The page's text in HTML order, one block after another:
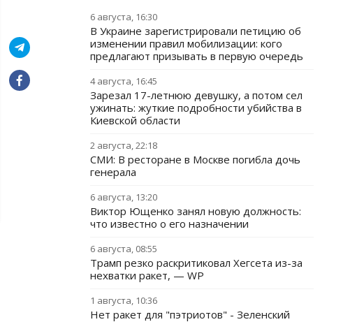
6 августа, 16:30
В Украине зарегистрировали петицию об
изменении правил мобилизации: кого
предлагают призывать в первую очередь
4 августа, 16:45
Зарезал 17-летнюю девушку, а потом сел
ужинать: жуткие подробности убийства в
Киевской области
2 августа, 22:18
СМИ: В ресторане в Москве погибла дочь
генерала
6 августа, 13:20
Виктор Ющенко занял новую должность:
что известно о его назначении
6 августа, 08:55
Трамп резко раскритиковал Хегсета из-за
нехватки ракет, — WP
1 августа, 10:36
Нет ракет для "пэтриотов" - Зеленский